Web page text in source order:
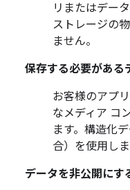
リまたはデー
ストレージの
ません。
保存する必要がある
お客様のアプ
なメディア コ
ます。構造化
合）を使用しま
データを非公開にす